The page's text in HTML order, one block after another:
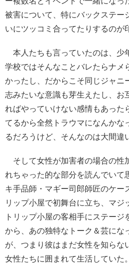
被害について、特にバックステー
いにツッコミ合ってたりするのが
本人たちも言っていたのは、少
学校ではそんなことバレたらナメ
かったし、だからこそ同じジャニ
志みたいな意識も芽生えたし、お
ればやっていけない感情もあった
てるから全然トラウマになんかな
るだろうけど、そんなのは大間違
そして女性が加害者の場合の性
れちゃった的な部分を読んでいて
キ手品師・マギー司郎師匠のケー
リップ小屋で初舞台に立ち、マジ
トリップ小屋の客相手にステージ
から、あの独特なトーク＆芸にな
が、つまり彼はまだ女性を知らな
女性たちに囲まれて生活していた。